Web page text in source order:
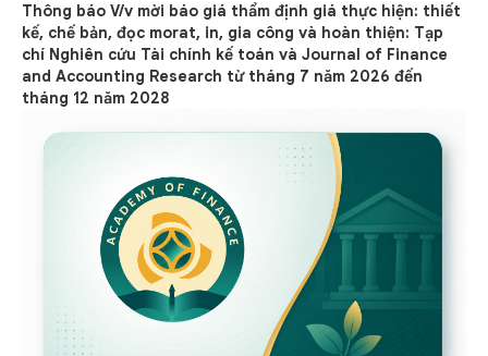
Thông báo V/v mời báo giá thẩm định giá thực hiện: thiết
kế, chế bản, đọc morat, in, gia công và hoàn thiện: Tạp
chí Nghiên cứu Tài chính kế toán và Journal of Finance
and Accounting Research từ tháng 7 năm 2026 đến
tháng 12 năm 2028